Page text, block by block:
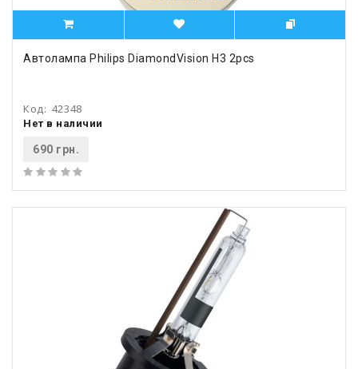
Автолампа Philips DiamondVision H3 2pcs
Код: 42348
Нет в наличии
690 грн.